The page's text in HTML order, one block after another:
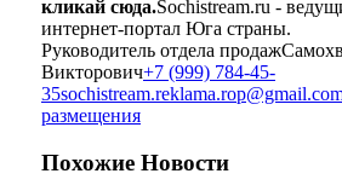
кликай сюда.Sochistream.ru -
интернет-портал Юга страны.
Руководитель отдела продаж
Викторович+7 (999) 784-45-
35
размещения
Похожие Новости